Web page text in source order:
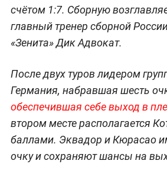
счётом 1:7. Сборную
главный тренер сборной
«Зенита» Дик Адвокат.
После двух туров лидером
Германия, набравшая шесть
обеспечившая себе выход в
втором месте располагается
баллами. Эквадор и Кюрасао
очку и сохраняют шансы на